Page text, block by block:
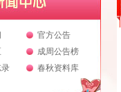
官方公告
成周公告榜
春秋资料库